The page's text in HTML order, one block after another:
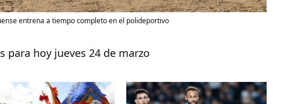
entrena a tiempo completo en el polideportivo
para hoy jueves 24 de marzo